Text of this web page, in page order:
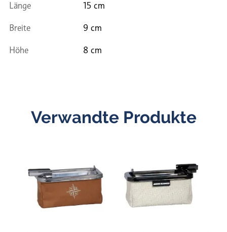
Länge 15 cm
Breite 9 cm
Höhe 8 cm
Verwandte Produkte